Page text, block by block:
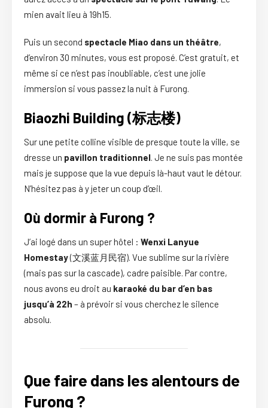
mien avait lieu à 19h15.
Puis un second spectacle Miao dans un théâtre,
d’environ 30 minutes, vous est proposé. C’est gratuit, et
même si ce n’est pas inoubliable, c’est une jolie
immersion si vous passez la nuit à Furong.
Biaozhi Building (标志楼)
Sur une petite colline visible de presque toute la ville, se
dresse un pavillon traditionnel . Je ne suis pas montée
mais je suppose que la vue depuis là-haut vaut le détour.
N’hésitez pas à y jeter un coup d’œil.
Où dormir à Furong ?
J’ai logé dans un super hôtel : Wenxi Lanyue
Homestay(文溪蓝月民宿). Vue sublime sur la rivière
(mais pas sur la cascade), cadre paisible. Par contre,
nous avons eu droit au karaoké du bar d’en bas
jusqu’à 22h – à prévoir si vous cherchez le silence
absolu.
Que faire dans les alentours de
Furong ?